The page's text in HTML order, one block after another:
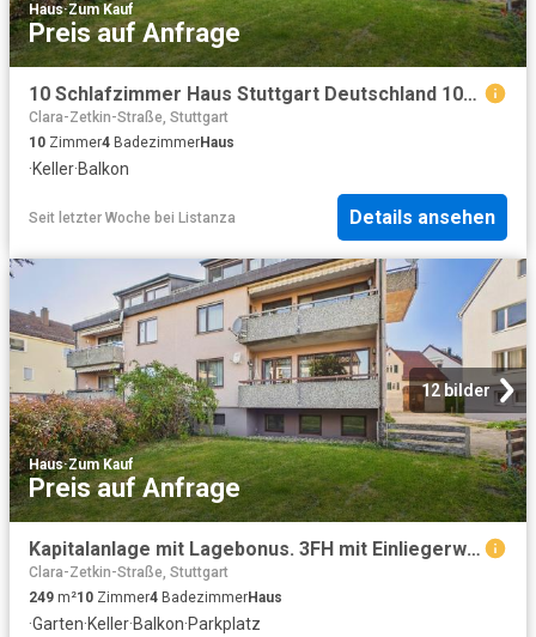
Haus·Zum Kauf
Preis auf Anfrage
10 Schlafzimmer Haus Stuttgart Deutschland 104640676
Clara-Zetkin-Straße, Stuttgart
10 Zimmer4 BadezimmerHaus
·Keller·Balkon
Seit letzter Woche bei Listanza Details ansehen
12 bilder
Haus·Zum Kauf
Preis auf Anfrage
Kapitalanlage mit Lagebonus. 3FH mit Einliegerwohnung, Garage, 2 SP, Garten, Keller
Clara-Zetkin-Straße, Stuttgart
249 m²10 Zimmer4 BadezimmerHaus
·Garten·Keller·Balkon·Parkplatz